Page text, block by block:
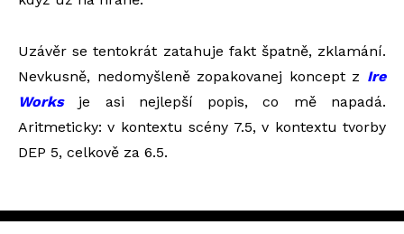
Uzávěr se tentokrát zatahuje fakt špatně, zklamání.
Nevkusně, nedomyšleně zopakovanej koncept z Ire
Worksje asi nejlepší popis, co mě napadá.
Aritmeticky: v kontextu scény 7.5, v kontextu tvorby
DEP 5, celkově za 6.5.